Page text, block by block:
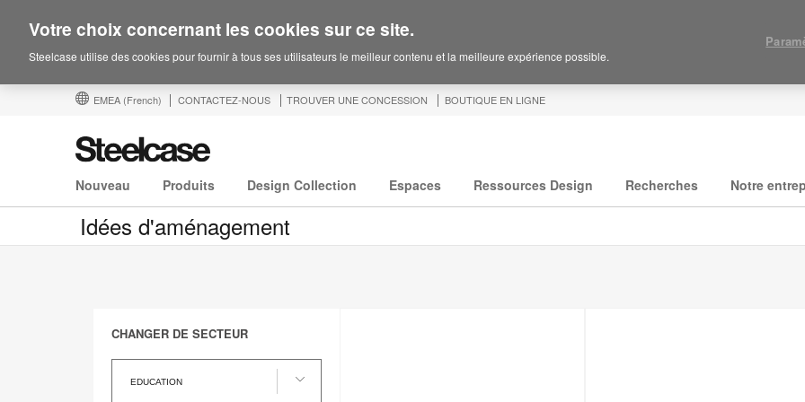
EMEA (French) CONTACTEZ-NOUS TROUVER UNE CONCESSION BOUTIQUE EN LIGNE
Nouveau Produits Design Collection Espaces Ressources Design Recherches Notre
Idées d'aménagement
CHANGER DE SECTEUR
EDUCATION
Votre choix concernant les cookies sur ce site.
Steelcase utilise des cookies pour fournir à tous ses utilisateurs le meilleur contenu et la meilleure expérience possible.